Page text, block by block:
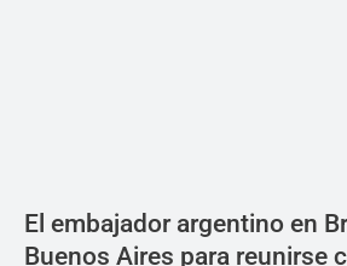
El embajador argentino en
Buenos Aires para reunirse